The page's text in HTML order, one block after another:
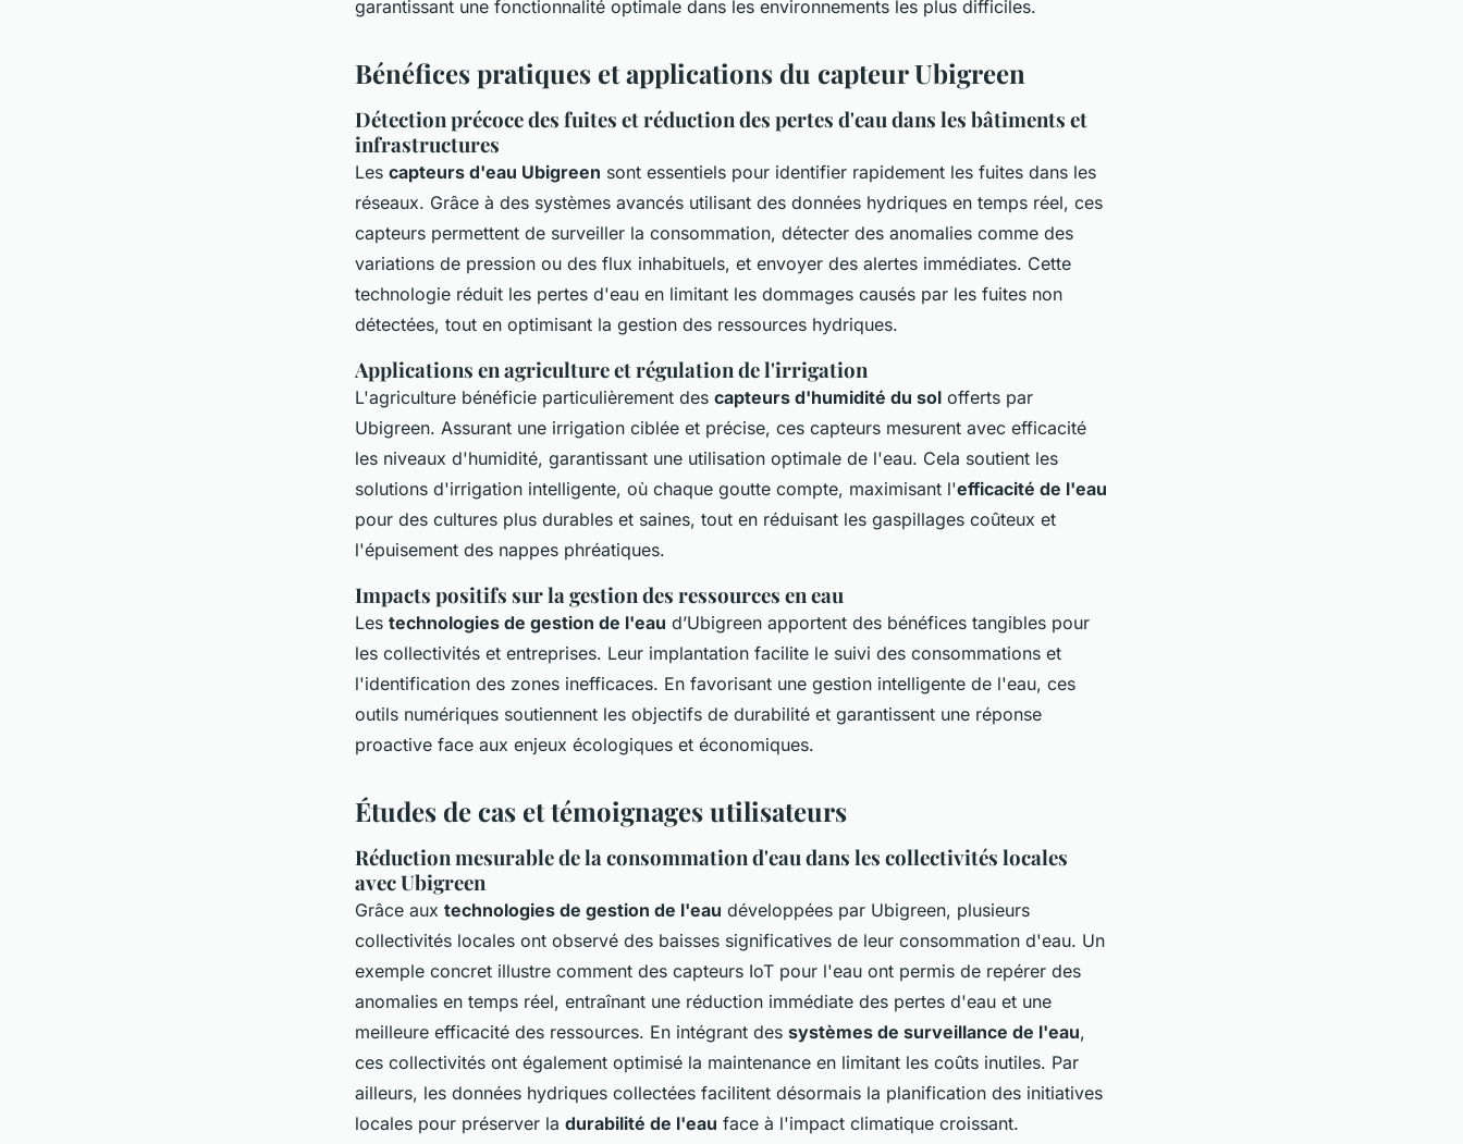
garantissant une fonctionnalité optimale dans les environnements les plus difficiles.
Bénéfices pratiques et applications du capteur Ubigreen
Détection précoce des fuites et réduction des pertes d'eau dans les bâtiments et
infrastructures
Les capteurs d'eau Ubigreen sont essentiels pour identifier rapidement les fuites dans les
réseaux. Grâce à des systèmes avancés utilisant des données hydriques en temps réel, ces
capteurs permettent de surveiller la consommation, détecter des anomalies comme des
variations de pression ou des flux inhabituels, et envoyer des alertes immédiates. Cette
technologie réduit les pertes d'eau en limitant les dommages causés par les fuites non
détectées, tout en optimisant la gestion des ressources hydriques.
Applications en agriculture et régulation de l'irrigation
L'agriculture bénéficie particulièrement des capteurs d'humidité du sol offerts par
Ubigreen. Assurant une irrigation ciblée et précise, ces capteurs mesurent avec efficacité
les niveaux d'humidité, garantissant une utilisation optimale de l'eau. Cela soutient les
solutions d'irrigation intelligente, où chaque goutte compte, maximisant l'efficacité de l'eau
pour des cultures plus durables et saines, tout en réduisant les gaspillages coûteux et
l'épuisement des nappes phréatiques.
Impacts positifs sur la gestion des ressources en eau
Les technologies de gestion de l'eau d’Ubigreen apportent des bénéfices tangibles pour
les collectivités et entreprises. Leur implantation facilite le suivi des consommations et
l'identification des zones inefficaces. En favorisant une gestion intelligente de l'eau, ces
outils numériques soutiennent les objectifs de durabilité et garantissent une réponse
proactive face aux enjeux écologiques et économiques.
Études de cas et témoignages utilisateurs
Réduction mesurable de la consommation d'eau dans les collectivités locales
avec Ubigreen
Grâce aux technologies de gestion de l'eau développées par Ubigreen, plusieurs
collectivités locales ont observé des baisses significatives de leur consommation d'eau. Un
exemple concret illustre comment des capteurs IoT pour l'eau ont permis de repérer des
anomalies en temps réel, entraînant une réduction immédiate des pertes d'eau et une
meilleure efficacité des ressources. En intégrant des systèmes de surveillance de l'eau,
ces collectivités ont également optimisé la maintenance en limitant les coûts inutiles. Par
ailleurs, les données hydriques collectées facilitent désormais la planification des initiatives
locales pour préserver la durabilité de l'eau face à l'impact climatique croissant.